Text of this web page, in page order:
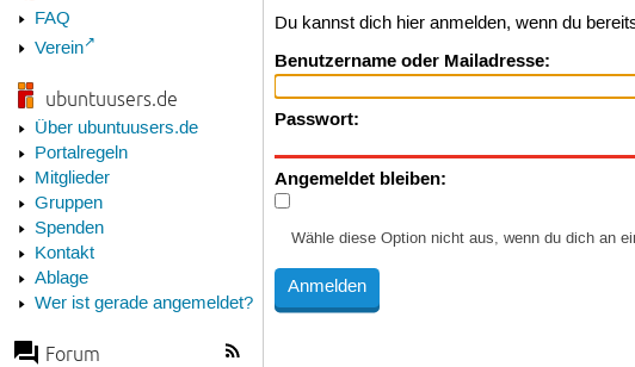
FAQ
Verein
ubuntuusers.de
Über ubuntuusers.de
Portalregeln
Mitglieder
Gruppen
Spenden
Kontakt
Ablage
Wer ist gerade angemeldet?
Forum
Du kannst dich hier anmelden, wenn du
Benutzername oder Mailadresse:
Passwort:
Angemeldet bleiben:
Wähle diese Option nicht aus, wenn du dich an